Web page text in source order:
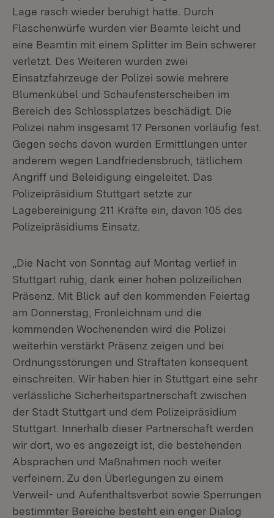
Lage rasch wieder beruhigt hatte. Durch
Flaschenwürfe wurden vier Beamte leicht und
eine Beamtin mit einem Splitter im Bein schwerer
verletzt. Des Weiteren wurden zwei
Einsatzfahrzeuge der Polizei sowie mehrere
Blumenkübel und Schaufensterscheiben im
Bereich des Schlossplatzes beschädigt. Die
Polizei nahm insgesamt 17 Personen vorläufig fest.
Gegen sechs davon wurden Ermittlungen unter
anderem wegen Landfriedensbruch, tätlichem
Angriff und Beleidigung eingeleitet. Das
Polizeipräsidium Stuttgart setzte zur
Lagebereinigung 211 Kräfte ein, davon 105 des
Polizeipräsidiums Einsatz.
„Die Nacht von Sonntag auf Montag verlief in
Stuttgart ruhig, dank einer hohen polizeilichen
Präsenz. Mit Blick auf den kommenden Feiertag
am Donnerstag, Fronleichnam und die
kommenden Wochenenden wird die Polizei
weiterhin verstärkt Präsenz zeigen und bei
Ordnungsstörungen und Straftaten konsequent
einschreiten. Wir haben hier in Stuttgart eine sehr
verlässliche Sicherheitspartnerschaft zwischen
der Stadt Stuttgart und dem Polizeipräsidium
Stuttgart. Innerhalb dieser Partnerschaft werden
wir dort, wo es angezeigt ist, die bestehenden
Absprachen und Maßnahmen noch weiter
verfeinern. Zu den Überlegungen zu einem
Verweil- und Aufenthaltsverbot sowie Sperrungen
bestimmter Bereiche besteht ein enger Dialog